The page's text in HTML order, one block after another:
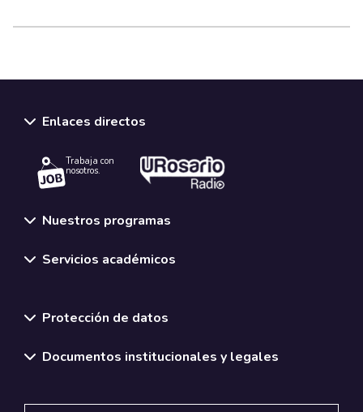
Enlaces directos
Trabaja con
nosotros.
Nuestros programas
Servicios académicos
Protección de datos
Documentos institucionales y legales